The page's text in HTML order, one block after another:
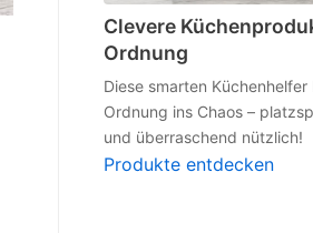
Clevere
Ordnung
Diese smarten
Ordnung ins Chaos –
und überraschend nützlich!
Produkte entdecken